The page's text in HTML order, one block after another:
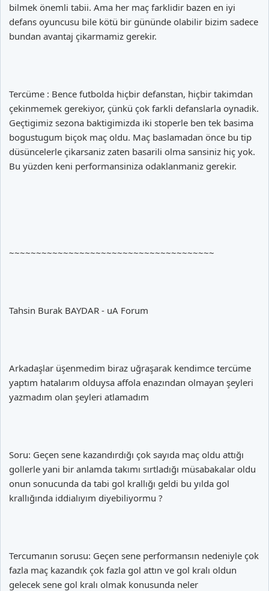
bilmek önemli tabii. Ama her maç farklidir bazen en iyi
defans oyuncusu bile kötü bir gününde olabilir bizim sadece
bundan avantaj çikarmamiz gerekir.
Tercüme : Bence futbolda hiçbir defanstan, hiçbir takimdan
çekinmemek gerekiyor, çünkü çok farkli defanslarla oynadik.
Geçtigimiz sezona baktigimizda iki stoperle ben tek basima
bogustugum biçok maç oldu. Maç baslamadan önce bu tip
düsüncelerle çikarsaniz zaten basarili olma sansiniz hiç yok.
Bu yüzden keni performansiniza odaklanmaniz gerekir.
~~~~~~~~~~~~~~~~~~~~~~~~~~~~~~~~~~~~~~
Tahsin Burak BAYDAR - uA Forum
Arkadaşlar üşenmedim biraz uğraşarak kendimce tercüme
yaptım hatalarım olduysa affola enazından olmayan şeyleri
yazmadım olan şeyleri atlamadım
Soru: Geçen sene kazandırdığı çok sayıda maç oldu attığı
gollerle yani bir anlamda takımı sırtladığı müsabakalar oldu
onun sonucunda da tabi gol krallığı geldi bu yılda gol
krallığında iddialıyım diyebiliyormu ?
Tercumanın sorusu: Geçen sene performansın nedeniyle çok
fazla maç kazandık çok fazla gol attın ve gol kralı oldun
gelecek sene gol kralı olmak konusunda neler